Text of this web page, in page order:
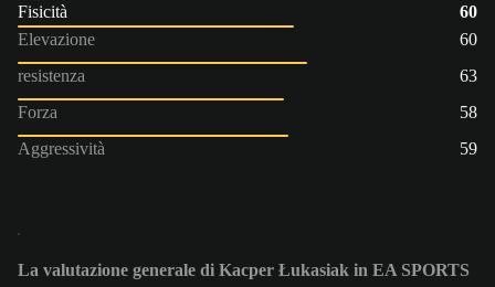
Fisicità
60
Elevazione
60
resistenza
63
Forza
58
Aggressività
59
La valutazione generale di Kacper Łukasiak in EA SPORTS